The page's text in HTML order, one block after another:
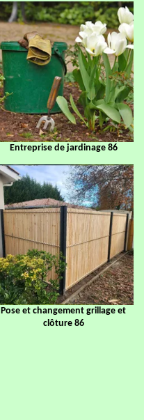
Entreprise de jardinage 86
Pose et changement grillage et
clôture 86